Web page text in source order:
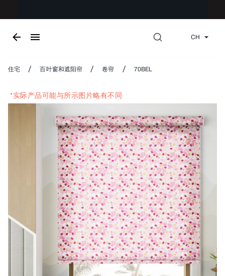
CH
住宅 / 百叶窗和遮阳帘 / 卷帘 / 70BEL
*实际产品可能与所示图片略有不同